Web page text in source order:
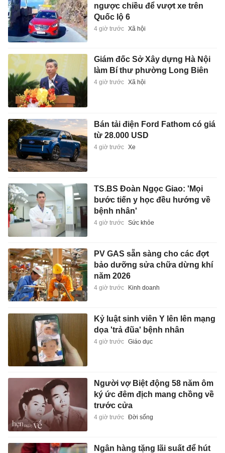
ngược chiều để vượt xe trên
Quốc lộ 6
4 giờ trước Xã hội
Giám đốc Sở Xây dựng Hà Nội
làm Bí thư phường Long Biên
4 giờ trước Xã hội
Bán tải điện Ford Fathom có giá
từ 28.000 USD
4 giờ trước Xe
TS.BS Đoàn Ngọc Giao: 'Mọi
bước tiến y học đều hướng về
bệnh nhân'
4 giờ trước Sức khỏe
PV GAS sẵn sàng cho các đợt
bảo dưỡng sửa chữa dừng khí
năm 2026
4 giờ trước Kinh doanh
Kỷ luật sinh viên Y lên lên mạng
dọa 'trả đũa' bệnh nhân
4 giờ trước Giáo dục
Người vợ Biệt động 58 năm ôm
ký ức đêm địch mang chồng về
trước cửa
4 giờ trước Đời sống
Ngân hàng tặng lãi suất để hút